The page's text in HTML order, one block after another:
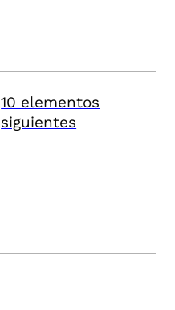
10 elementos
siguientes